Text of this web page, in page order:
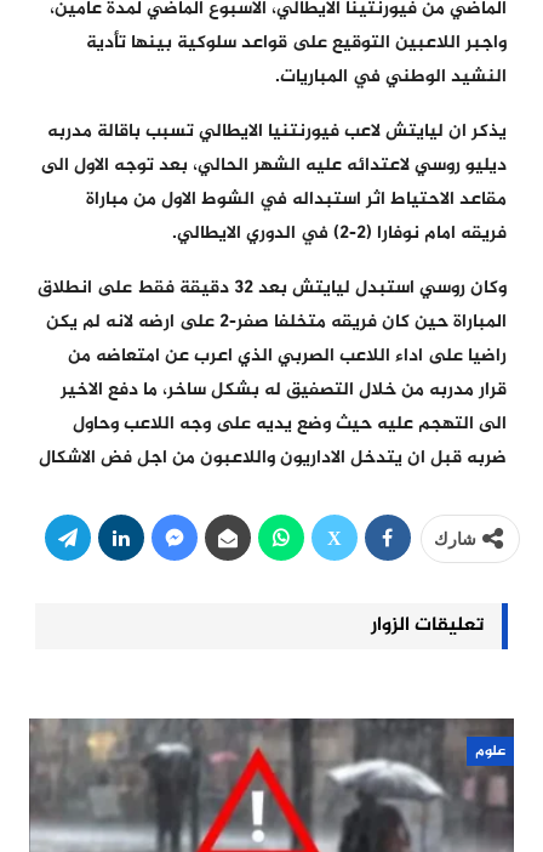
الماضي من فيورنتينا الايطالي، الاسبوع الماضي لمدة عامين،
واجبر اللاعبين التوقيع على قواعد سلوكية بينها تأدية
النشيد الوطني في المباريات.
يذكر ان ليايتش لاعب فيورنتنيا الايطالي تسبب باقالة مدربه
ديليو روسي لاعتدائه عليه الشهر الحالي، بعد توجه الاول الى
مقاعد الاحتياط اثر استبداله في الشوط الاول من مباراة
فريقه امام نوفارا (2-2) في الدوري الايطالي.
وكان روسي استبدل ليايتش بعد 32 دقيقة فقط على انطلاق
المباراة حين كان فريقه متخلفا صفر-2 على ارضه لانه لم يكن
راضيا على اداء اللاعب الصربي الذي اعرب عن امتعاضه من
قرار مدربه من خلال التصفيق له بشكل ساخر، ما دفع الاخير
الى التهجم عليه حيث وضع يديه على وجه اللاعب وحاول
ضربه قبل ان يتدخل الاداريون واللاعبون من اجل فض الاشكال
شارك
تعليقات الزوار
علوم